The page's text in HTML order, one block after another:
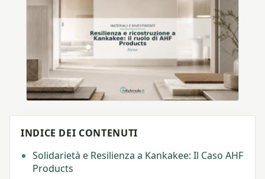
INDICE DEI CONTENUTI
Solidarietà e Resilienza a Kankakee: Il Caso AHF
Products